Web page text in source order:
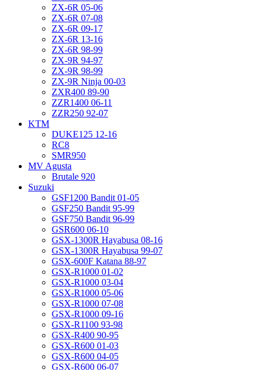
ZX-6R 05-06
ZX-6R 07-08
ZX-6R 09-17
ZX-6R 13-16
ZX-6R 98-99
ZX-9R 94-97
ZX-9R 98-99
ZX-9R Ninja 00-03
ZXR400 89-90
ZZR1400 06-11
ZZR250 92-07
KTM
DUKE125 12-16
RC8
SMR950
MV Agusta
Brutale 920
Suzuki
GSF1200 Bandit 01-05
GSF250 Bandit 95-99
GSF750 Bandit 96-99
GSR600 06-10
GSX-1300R Hayabusa 08-16
GSX-1300R Hayabusa 99-07
GSX-600F Katana 88-97
GSX-R1000 01-02
GSX-R1000 03-04
GSX-R1000 05-06
GSX-R1000 07-08
GSX-R1000 09-16
GSX-R1100 93-98
GSX-R400 90-95
GSX-R600 01-03
GSX-R600 04-05
GSX-R600 06-07